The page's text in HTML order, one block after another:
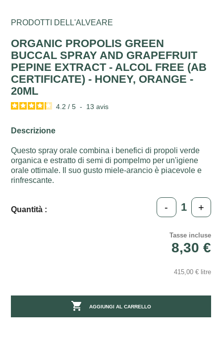
PRODOTTI DELL'ALVEARE
ORGANIC PROPOLIS GREEN
BUCCAL SPRAY AND GRAPEFRUIT
PEPINE EXTRACT - ALCOL FREE (AB
CERTIFICATE) - HONEY, ORANGE -
20ML
4.2 / 5 - 13avis
Descrizione
Questo spray orale combina i benefici di propoli verde
organica e estratto di semi di pompelmo per un'igiene
orale ottimale. Il suo gusto miele-arancio è piacevole e
rinfrescante.
Quantità : - +
Tasse incluse
8,30 €
415,00 € litre
 AGGIUNGI AL CARRELLO